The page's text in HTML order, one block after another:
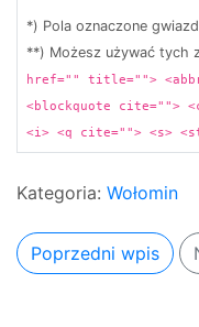
*) Pola oznaczone
**) Możesz używać tych
href="" title="">
<blockquote cite="">
<i> <q cite=""> <s>
Kategoria: Wołomin
Poprzedni wpis